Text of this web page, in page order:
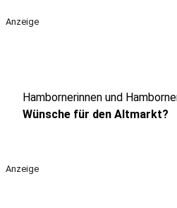
Anzeige
Hambornerinnen und
Wünsche für den Altmarkt?
Anzeige